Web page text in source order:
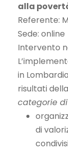
alla
Referente:
Sede: online
Intervento
in
risultati
categorie
di